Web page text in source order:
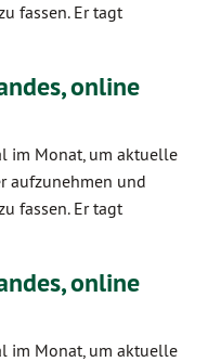
fassen. Er tagt
online
im Monat, um aktuelle
aufzunehmen und
fassen. Er tagt
online
im Monat, um aktuelle